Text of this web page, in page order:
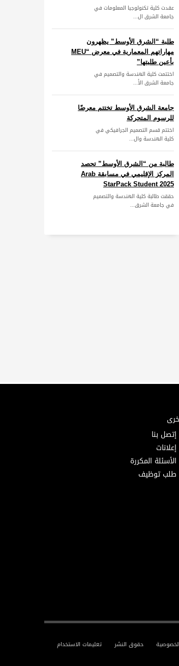
عقدت كلية تكنولوجيا المعلومات في
جامعة الشرق ال...
طلبة “الشرق الأوسط” يظهرون
مهاراتهم المعمارية في معرض “MEU
بأعين طلبتها”
اختتمت كلية الهندسة والتصميم في
جامعة الشرق الأ...
جامعة الشرق الأوسط تختتم معرضًا
للرسوم المتحركة
اختتم قسم التصميم الجرافيكي في
كلية الهندسة وال...
طالبة من “الشرق الأوسط” تحصد
المركز الإقليمي في مسابقة Arab
StarPack Student 2025
حققت طالبة كلية الهندسة والتصميم
في جامعة الشرق...
إتصل بنا
إعلانات
الأسئلة المكررة
طلب توظيف
تعليمات الاستخدام حقوق النشر